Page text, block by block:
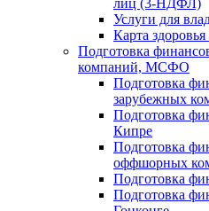
лиц (3-НДФЛ)
Услуги для
Карта
Подготовка
компаний, МСФО
Подготовка
зарубежных
Подготовка
Кипре
Подготовка
оффшорных
Подготовка
Подготовка